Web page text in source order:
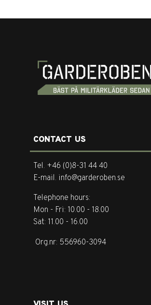
CONTACT US
Tel. +46 (0)8-31 44 40
E-mail. info@garderoben.se
Telephone hours:
Mon - Fri: 10.00 - 18.00
Sat: 11.00 - 16.00
Org.nr: 556960-3094